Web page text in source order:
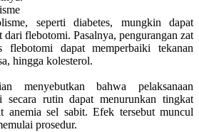
seperti diabetes, mungkin dapat
dari flebotomi. Pasalnya, pengurangan zat
flebotomi dapat memperbaiki tekanan
hingga kolesterol.
menyebutkan bahwa pelaksanaan
secara rutin dapat menurunkan tingkat
anemia sel sabit. Efek tersebut muncul
prosedur.